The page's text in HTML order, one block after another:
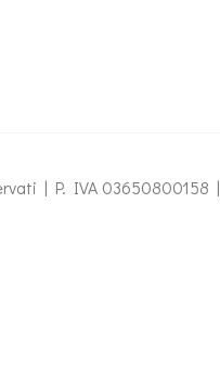
| P. IVA 03650800158 |